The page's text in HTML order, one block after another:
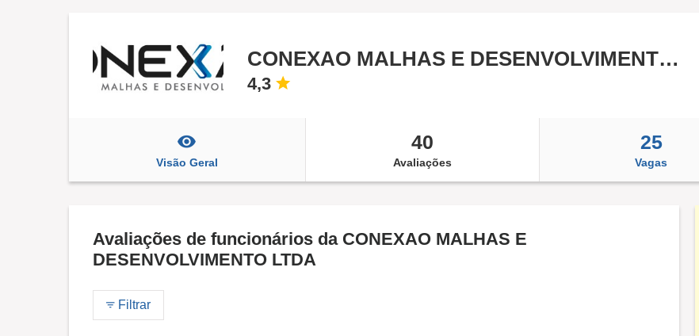
CONEXAO MALHAS E DESENVOLVIMENTO LTDA
4,3
Visão Geral
40
Avaliações
25
Vagas
Avaliações de funcionários da CONEXAO MALHAS E
DESENVOLVIMENTO LTDA
Filtrar